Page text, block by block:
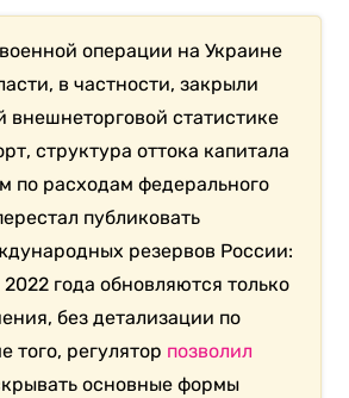
операции на Украине
в частности, закрыли
внешнеторговой статистике
структура оттока капитала
по расходам федерального
публиковать
резервов России:
года обновляются только
без детализации по
того, регулятор позволил
основные формы